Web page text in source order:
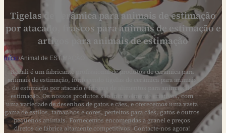
Tigelas de cerâmica para animais de estimação
por atacado, frascos para animais de estimação e
artigos para animais de estimação
Início/Animal de ESTIMAÇÃO
Kedali é um fabricante profissional de produtos de cerâmica para
animais de estimação, fornecendo tigelas de cerâmica para animais
de estimação por atacado e frascos de alimentos para animais de
estimação. Os nossos produtos são incrivelmente criativos, com
uma variedade de desenhos de gatos e cães, e oferecemos uma vasta
gama de estilos, tamanhos e cores, perfeitos para cães, gatos e outros
pequenos animais. Fornecemos encomendas a granel e preços
diretos de fábrica altamente competitivos. Contacte-nos agora!